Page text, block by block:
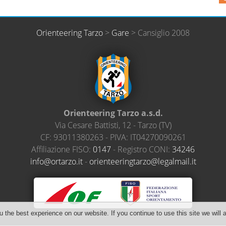
Orienteering Tarzo > Gare > Cansiglio 2008
Orienteering Tarzo a.s.d.
Via Cesare Battisti, 12 -Tarzo(TV)
CF: 93011380263 - PIVA: IT04270090261
Affiliazione FISO: 0147 - Registro CONI: 34246
ti.li
amlag
el@oz
ratgn
ireet
neiro
-
ti.oz
ratro
@ofni
the best experience on our website. If you continue to use this site we will